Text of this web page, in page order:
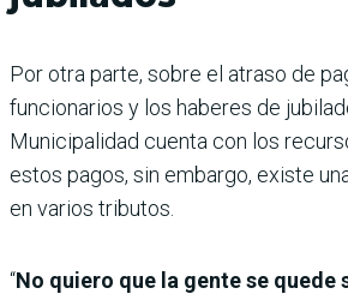
Por otra parte, sobre el atraso de
funcionarios y los haberes de
Municipalidad cuenta con los
estos pagos, sin embargo, existe
en varios tributos.
“No quiero que la gente se quede